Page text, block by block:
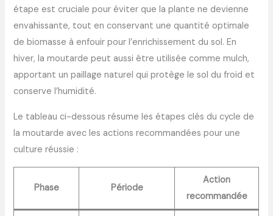
étape est cruciale pour éviter que la plante ne devienne
envahissante, tout en conservant une quantité optimale
de biomasse à enfouir pour l’enrichissement du sol. En
hiver, la moutarde peut aussi être utilisée comme mulch,
apportant un paillage naturel qui protège le sol du froid et
conserve l’humidité.
Le tableau ci-dessous résume les étapes clés du cycle de
la moutarde avec les actions recommandées pour une
culture réussie :
Phase Période
Action
recommandée